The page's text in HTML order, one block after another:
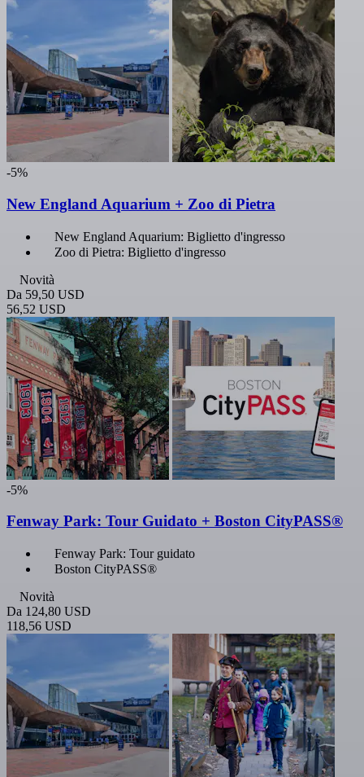
-5%
New England Aquarium + Zoo di Pietra
New England Aquarium: Biglietto d'ingresso
Zoo di Pietra: Biglietto d'ingresso
Novità
Da 59,50 USD
56,52 USD
-5%
Fenway Park: Tour Guidato + Boston CityPASS®
Fenway Park: Tour guidato
Boston CityPASS®
Novità
Da 124,80 USD
118,56 USD